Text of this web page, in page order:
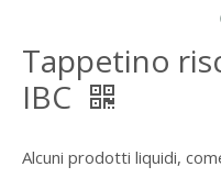
Tappetino
IBC
Alcuni prodotti liquidi,